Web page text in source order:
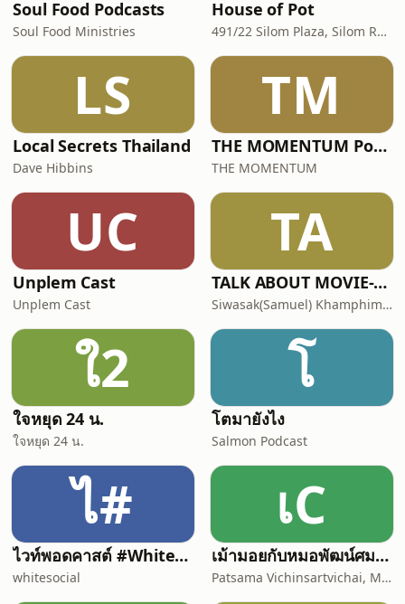
Soul Food Podcasts
Soul Food Ministries
House of Pot
491/22 Silom Plaza, Silom Rd, Silom, Bang Rak, Bangkok, Thailand, 10500
LS
Local Secrets Thailand
Dave Hibbins
TM
THE MOMENTUM Podcast
THE MOMENTUM
UC
Unplem Cast
Unplem Cast
TA
TALK ABOUT MOVIE-RADIO(Podcast) Official Thailand(เสียงไทย)
Siwasak(Samuel) Khamphiman
ใ2
ใจหยุด 24 น.
ใจหยุด 24 น.
โ
โตมายังไง
Salmon Podcast
ไ#
ไวท์พอดคาสต์ #WhitePodcast | White Channel | ไวท์แชนแนล
whitesocial
เC
เม้ามอยกับหมอพัฒน์ศมา Chit chat with Dr. Pat
Patsama Vichinsartvichai, MD., MClinEmbryol, EFOG-EBCOG, EFRM-ESHRE/EBCOG.